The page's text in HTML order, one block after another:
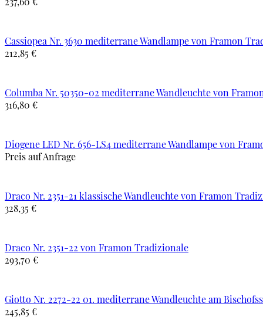
Cassiopea Nr. 3630 mediterrane Wandlampe von Framon
212,85 €
Columba Nr. 50350-02 mediterrane Wandleuchte von
316,80 €
Diogene LED Nr. 656-LS4 mediterrane Wandlampe von
Preis auf Anfrage
Draco Nr. 2351-21 klassische Wandleuchte von Framon
328,35 €
Draco Nr. 2351-22 von Framon Tradizionale
293,70 €
Giotto Nr. 2272-22 01. mediterrane Wandleuchte am
245,85 €